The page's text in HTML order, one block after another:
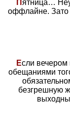
П ятница…
оффлайне. Зато
Если вечером
обещаниями
безгрешную